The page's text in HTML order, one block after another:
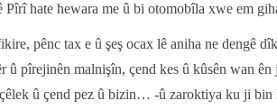
Pîrî hate hewara me û bi otomobîla xwe em
pênc tax e û şeş ocax lê aniha ne dengê
û pîrejinên malnişîn, çend kes û kûsên wan
û çend pez û bizin… -û zaroktiya ku ji